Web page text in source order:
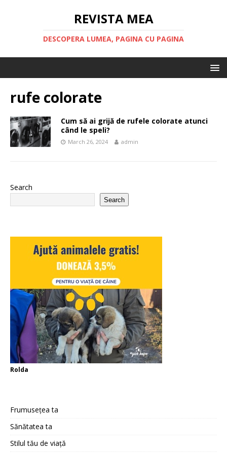
REVISTA MEA
DESCOPERA LUMEA, PAGINA CU PAGINA
rufe colorate
Cum să ai grijă de rufele colorate atunci
când le speli?
March 26, 2024 admin
Search
Search
Rolda
Frumusețea ta
Sănătatea ta
Stilul tău de viață